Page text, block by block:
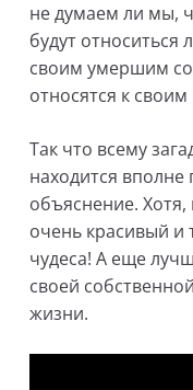
не думаем ли мы,
будут относиться
своим умершим
относятся к
Так что всему
находится
объяснение.
очень красивый и
чудеса! А еще
своей
жизни.